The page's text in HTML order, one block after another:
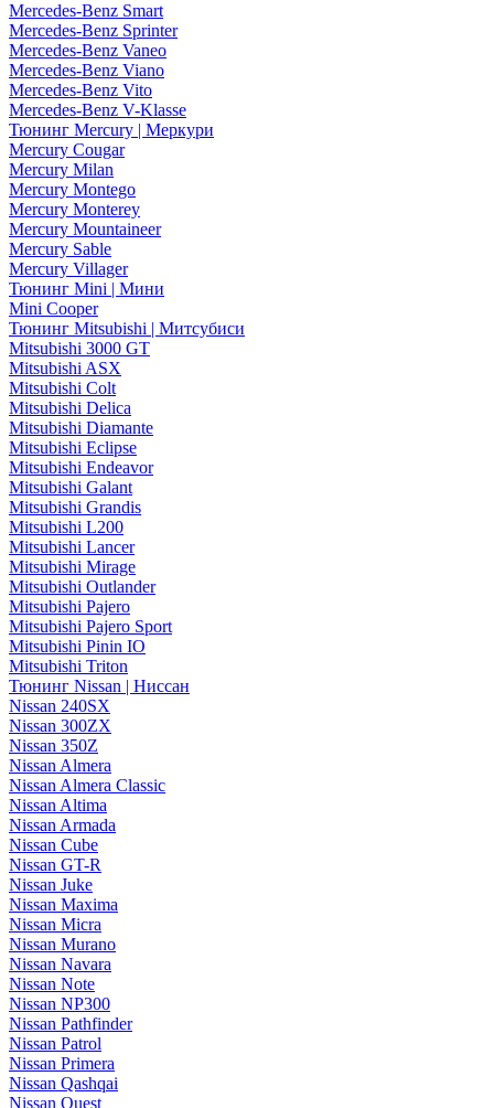
Mercedes-Benz Smart
Mercedes-Benz Sprinter
Mercedes-Benz Vaneo
Mercedes-Benz Viano
Mercedes-Benz Vito
Mercedes-Benz V-Klasse
Тюнинг Mercury | Меркури
Mercury Cougar
Mercury Milan
Mercury Montego
Mercury Monterey
Mercury Mountaineer
Mercury Sable
Mercury Villager
Тюнинг Mini | Мини
Mini Cooper
Тюнинг Mitsubishi | Митсубиси
Mitsubishi 3000 GT
Mitsubishi ASX
Mitsubishi Colt
Mitsubishi Delica
Mitsubishi Diamante
Mitsubishi Eclipse
Mitsubishi Endeavor
Mitsubishi Galant
Mitsubishi Grandis
Mitsubishi L200
Mitsubishi Lancer
Mitsubishi Mirage
Mitsubishi Outlander
Mitsubishi Pajero
Mitsubishi Pajero Sport
Mitsubishi Pinin IO
Mitsubishi Triton
Тюнинг Nissan | Ниссан
Nissan 240SX
Nissan 300ZX
Nissan 350Z
Nissan Almera
Nissan Almera Classic
Nissan Altima
Nissan Armada
Nissan Cube
Nissan GT-R
Nissan Juke
Nissan Maxima
Nissan Micra
Nissan Murano
Nissan Navara
Nissan Note
Nissan NP300
Nissan Pathfinder
Nissan Patrol
Nissan Primera
Nissan Qashqai
Nissan Quest